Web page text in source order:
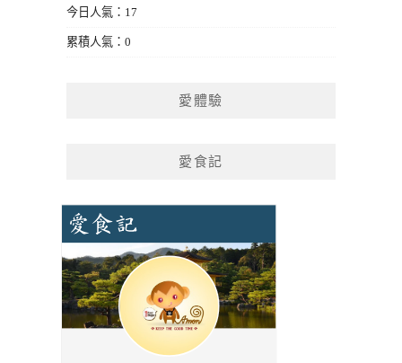
今日人氣：17
累積人氣：0
愛體驗
愛食記